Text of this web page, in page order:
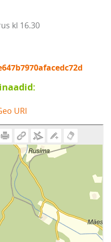
kl 16.30
URI